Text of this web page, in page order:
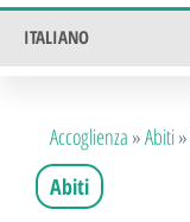
ITALIANO
Accoglienza »Abiti»
Abiti